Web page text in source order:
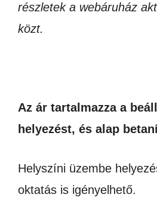
részletek a webáruház
közt.
Az ár tartalmazza a
helyezést, és alap
Helyszíni üzembe
oktatás is igényelhető.